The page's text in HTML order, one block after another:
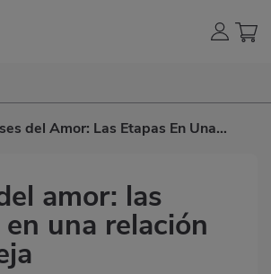
del Amor: Las Etapas En Una
amor: las
una relación